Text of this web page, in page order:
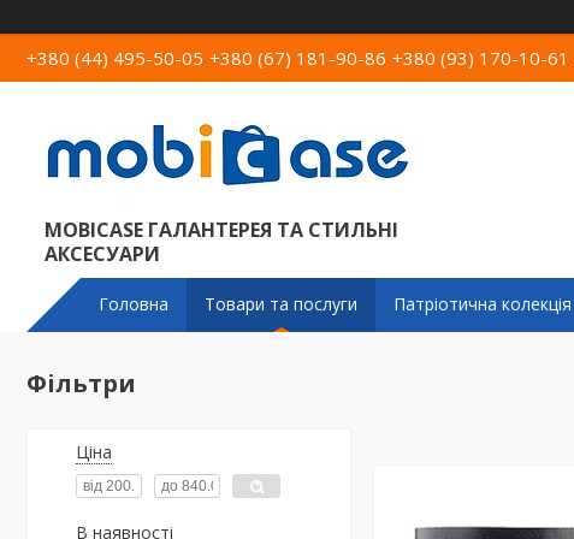
+380 (44) 495-50-05 +380 (67) 181-90-86 +380 (93) 170-10-61
MOBICASE ГАЛАНТЕРЕЯ ТА СТИЛЬНІ
АКСЕСУАРИ
Головна Товари та послуги Патріотична колекція
Фільтри
Ціна
В наявності